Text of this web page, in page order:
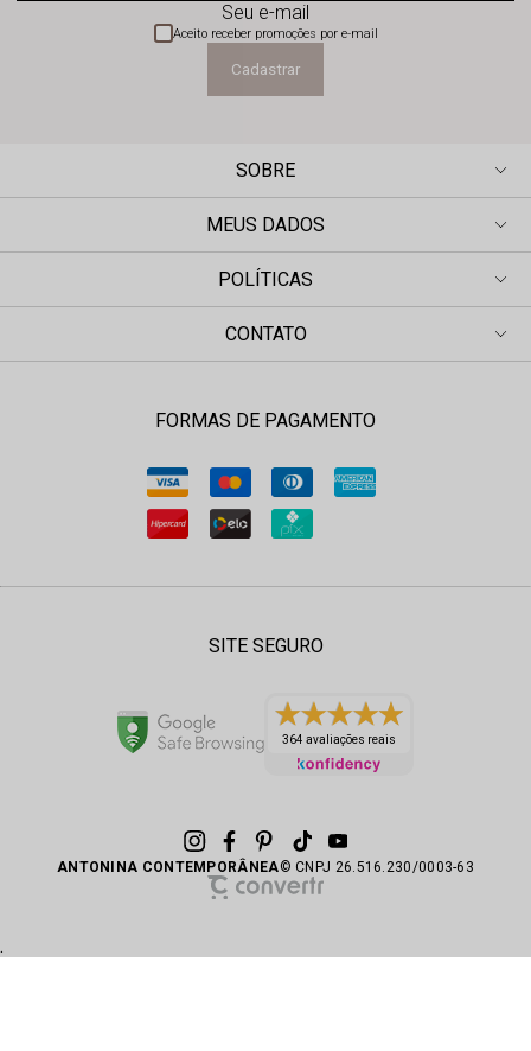
Seu e-mail
Cadastrar
Aceito receber promoções por e-mail
SOBRE
MEUS DADOS
POLÍTICAS
CONTATO
FORMAS DE PAGAMENTO
SITE SEGURO
364 avaliações reais
ANTONINA CONTEMPORÂNEA© CNPJ 26.516.230/0003-63
.